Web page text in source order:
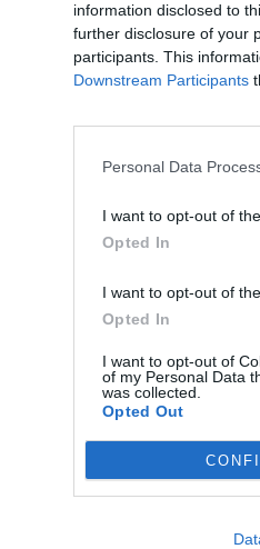
information disclosed to
further disclosure of your
participants. This
Downstream Participants
Personal Data
I want to opt-out of
Opted In
I want to opt-out of
Opted In
I want to opt-out of
of my Personal Data
was collected.
Opted Out